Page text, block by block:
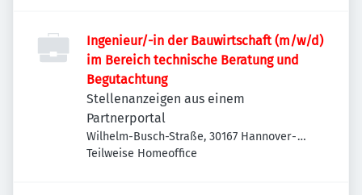
Ingenieur/-in der Bauwirtschaft (m/w/d)
im Bereich technische Beratung und
Begutachtung
Stellenanzeigen aus einem
Partnerportal
Wilhelm-Busch-Straße, 30167 Hannover-
Nord, Deutschland
Teilweise Homeoffice